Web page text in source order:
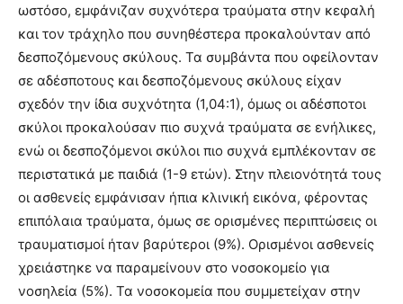
ωστόσο, εμφάνιζαν συχνότερα τραύματα στην κεφαλή
και τον τράχηλο που συνηθέστερα προκαλούνταν από
δεσποζόμενους σκύλους. Τα συμβάντα που οφείλονταν
σε αδέσποτους και δεσποζόμενους σκύλους είχαν
σχεδόν την ίδια συχνότητα (1,04:1), όμως οι αδέσποτοι
σκύλοι προκαλούσαν πιο συχνά τραύματα σε ενήλικες,
ενώ οι δεσποζόμενοι σκύλοι πιο συχνά εμπλέκονταν σε
περιστατικά με παιδιά (1-9 ετών). Στην πλειονότητά τους
οι ασθενείς εμφάνισαν ήπια κλινική εικόνα, φέροντας
επιπόλαια τραύματα, όμως σε ορισμένες περιπτώσεις οι
τραυματισμοί ήταν βαρύτεροι (9%). Ορισμένοι ασθενείς
χρειάστηκε να παραμείνουν στο νοσοκομείο για
νοσηλεία (5%). Τα νοσοκομεία που συμμετείχαν στην